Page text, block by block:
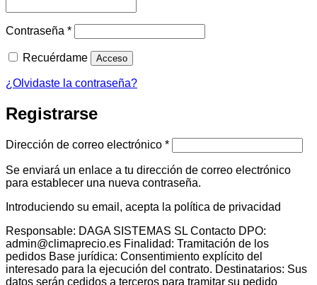
Contraseña *Obligatorio
Recuérdame Acceso
¿Olvidaste la contraseña?
Registrarse
Dirección de correo electrónico *Obligatorio
Se enviará un enlace a tu dirección de correo electrónico
para establecer una nueva contraseña.
Introduciendo su email, acepta la política de privacidad
Responsable: DAGA SISTEMAS SL Contacto DPO:
admin@climaprecio.es Finalidad: Tramitación de los
pedidos Base jurídica: Consentimiento explícito del
interesado para la ejecución del contrato. Destinatarios: Sus
datos serán cedidos a terceros para tramitar su pedido